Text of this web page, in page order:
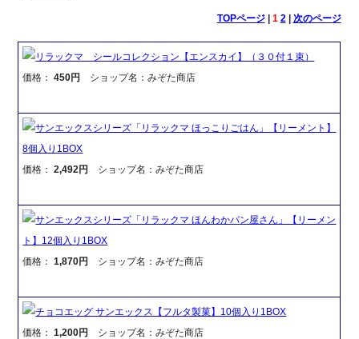
TOPページ| 1 2| 次のページ
リラックマ シールコレクション【エンスカイ】（３０付１束）
価格：450円 ショップ名：みぞた商店
サンエックスシリーズ「リラックマ ほっこりごはん」【リーメント】
8個入り1BOX
価格：2,492円 ショップ名：みぞた商店
サンエックスシリーズ「リラックマ ほんわかパン屋さん」【リーメン
ト】12個入り1BOX
価格：1,870円 ショップ名：みぞた商店
チョコエッグ サンエックス【フルタ製菓】10個入り1BOX
価格：1,200円 ショップ名：みぞた商店